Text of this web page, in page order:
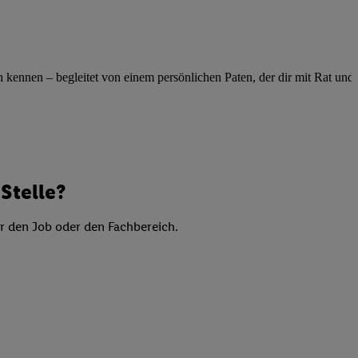
– begleitet von einem persönlichen Paten, der dir mit Rat und
Job oder den Fachbereich.
Quellen,
Analyse
Verwendung
von Profilen